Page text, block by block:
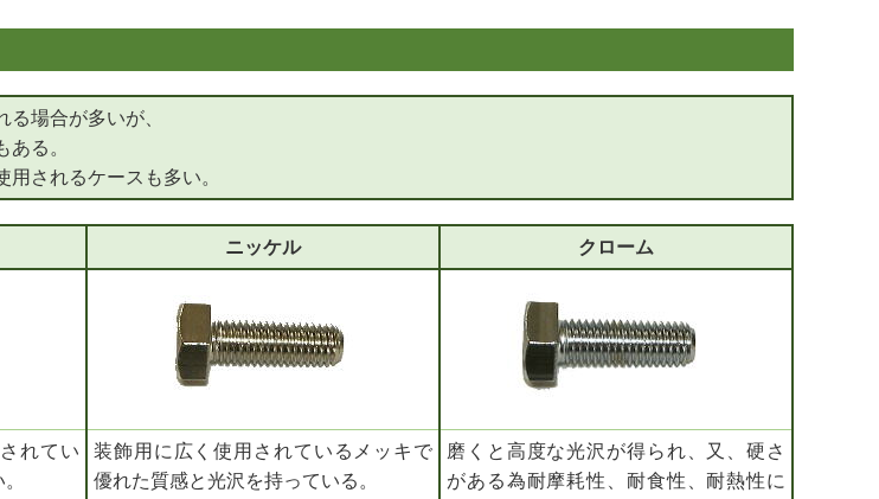
場合が多いが、
る。
されるケースも多い。
ニッケル クローム
れてい
装飾用に広く使用されているメッキで
優れた質感と光沢を持っている。
磨くと高度な光沢が得られ、又、硬さ
がある為耐摩耗性、耐食性、耐熱性に